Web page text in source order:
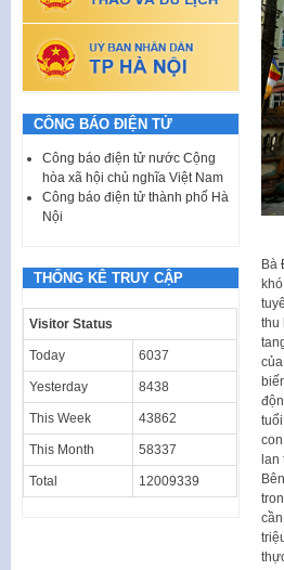
Bà
thu
CÔNG BÁO ĐIỆN TỬ
Công báo điện tử nước Cộng
hòa xã hội chủ nghĩa Việt Nam
Công báo điện tử thành phố Hà
Nội
THỐNG KÊ TRUY CẬP
Visitor Status
Today 6037
Yesterday 8438
This Week 43862
This Month 58337
Total 12009339